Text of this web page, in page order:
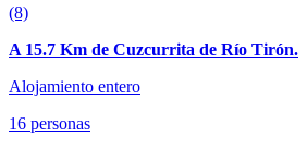
(8)
A 15.7 Km de Cuzcurrita de Río Tirón.
Alojamiento entero
16 personas